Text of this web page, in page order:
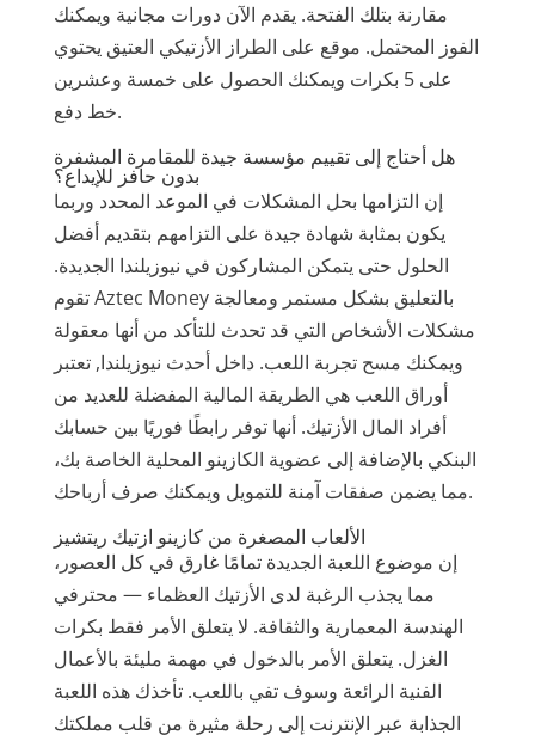
مقارنة بتلك الفتحة. يقدم الآن دورات مجانية ويمكنك
الفوز المحتمل. موقع على الطراز الأزتيكي العتيق يحتوي
على 5 بكرات ويمكنك الحصول على خمسة وعشرين
خط دفع.
هل أحتاج إلى تقييم مؤسسة جيدة للمقامرة المشفرة
بدون حافز للإيداع؟
إن التزامها بحل المشكلات في الموعد المحدد وربما
يكون بمثابة شهادة جيدة على التزامهم بتقديم أفضل
الحلول حتى يتمكن المشاركون في نيوزيلندا الجديدة.
تقوم Aztec Money بالتعليق بشكل مستمر ومعالجة
مشكلات الأشخاص التي قد تحدث للتأكد من أنها معقولة
ويمكنك مسح تجربة اللعب. داخل أحدث نيوزيلندا, تعتبر
أوراق اللعب هي الطريقة المالية المفضلة للعديد من
أفراد المال الأزتيك. أنها توفر رابطًا فوريًا بين حسابك
البنكي بالإضافة إلى عضوية الكازينو المحلية الخاصة بك،
مما يضمن صفقات آمنة للتمويل ويمكنك صرف أرباحك.
الألعاب المصغرة من كازينو ازتيك ريتشيز
إن موضوع اللعبة الجديدة تمامًا غارق في كل العصور،
مما يجذب الرغبة لدى الأزتيك العظماء — محترفي
الهندسة المعمارية والثقافة. لا يتعلق الأمر فقط بكرات
الغزل. يتعلق الأمر بالدخول في مهمة مليئة بالأعمال
الفنية الرائعة وسوف تفي باللعب. تأخذك هذه اللعبة
الجذابة عبر الإنترنت إلى رحلة مثيرة من قلب مملكتك